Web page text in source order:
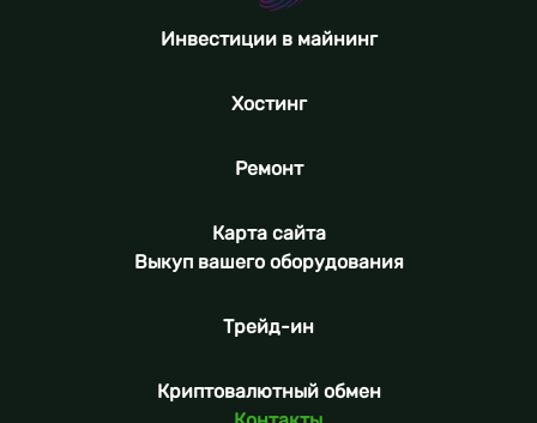
Инвестиции в майнинг
Хостинг
Ремонт
Карта сайта
Выкуп вашего оборудования
Трейд-ин
Криптовалютный обмен